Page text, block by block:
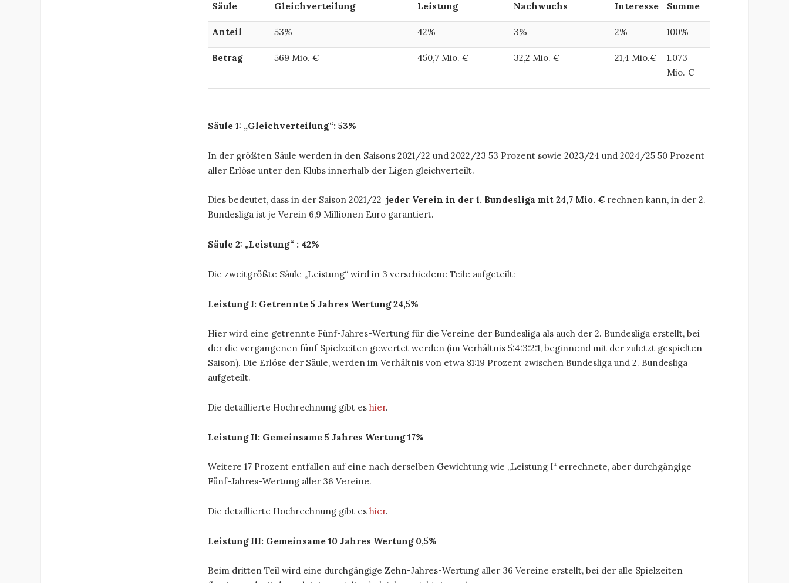
Säule Gleichverteilung Leistung Nachwuchs Interesse Summe
Anteil 53% 42% 3% 2% 100%
Betrag 569 Mio. € 450,7 Mio. € 32,2 Mio. € 21,4 Mio.€
1.073
Mio. €
Säule 1: „Gleichverteilung“: 53%
In der größten Säule werden in den Saisons 2021/22 und 2022/23 53 Prozent sowie 2023/24 und 2024/25 50 Prozent
aller Erlöse unter den Klubs innerhalb der Ligen gleichverteilt.
Dies bedeutet, dass in der Saison 2021/22 jeder Verein in der 1. Bundesliga mit 24,7 Mio. € rechnen kann, in der 2.
Bundesliga ist je Verein 6,9 Millionen Euro garantiert.
Säule 2: „Leistung“ : 42%
Die zweitgrößte Säule „Leistung“ wird in 3 verschiedene Teile aufgeteilt:
Leistung I: Getrennte 5 Jahres Wertung 24,5%
Hier wird eine getrennte Fünf-Jahres-Wertung für die Vereine der Bundesliga als auch der 2. Bundesliga erstellt, bei
der die vergangenen fünf Spielzeiten gewertet werden (im Verhältnis 5:4:3:2:1, beginnend mit der zuletzt gespielten
Saison). Die Erlöse der Säule, werden im Verhältnis von etwa 81:19 Prozent zwischen Bundesliga und 2. Bundesliga
aufgeteilt.
Die detaillierte Hochrechnung gibt es hier.
Leistung II: Gemeinsame 5 Jahres Wertung 17%
Weitere 17 Prozent entfallen auf eine nach derselben Gewichtung wie „Leistung I“ errechnete, aber durchgängige
Fünf-Jahres-Wertung aller 36 Vereine.
Die detaillierte Hochrechnung gibt es hier.
Leistung III: Gemeinsame 10 Jahres Wertung 0,5%
Beim dritten Teil wird eine durchgängige Zehn-Jahres-Wertung aller 36 Vereine erstellt, bei der alle Spielzeiten